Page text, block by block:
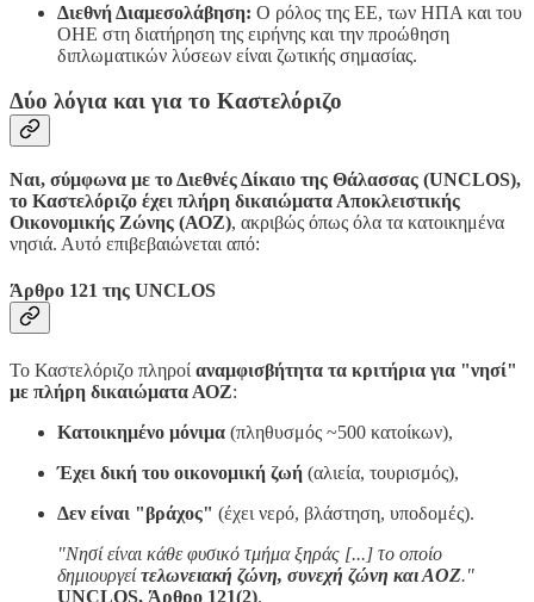
Διεθνή Διαμεσολάβηση: Ο ρόλος της ΕΕ, των ΗΠΑ και του
ΟΗΕ στη διατήρηση της ειρήνης και την προώθηση
διπλωματικών λύσεων είναι ζωτικής σημασίας.
Δύο λόγια και για το Καστελόριζο
Ναι, σύμφωνα με το Διεθνές Δίκαιο της Θάλασσας (UNCLOS),
το Καστελόριζο έχει πλήρη δικαιώματα Αποκλειστικής
Οικονομικής Ζώνης (ΑΟΖ), ακριβώς όπως όλα τα κατοικημένα
νησιά. Αυτό επιβεβαιώνεται από:
Άρθρο 121 της UNCLOS
Το Καστελόριζο πληροί αναμφισβήτητα τα κριτήρια για "νησί"
με πλήρη δικαιώματα ΑΟΖ:
Κατοικημένο μόνιμα (πληθυσμός ~500 κατοίκων),
Έχει δική του οικονομική ζωή (αλιεία, τουρισμός),
Δεν είναι "βράχος" (έχει νερό, βλάστηση, υποδομές).
"Νησί είναι κάθε φυσικό τμήμα ξηράς [...] το οποίο
δημιουργείτελωνειακή ζώνη, συνεχή ζώνη και ΑΟΖ."
UNCLOS, Άρθρο 121(2).